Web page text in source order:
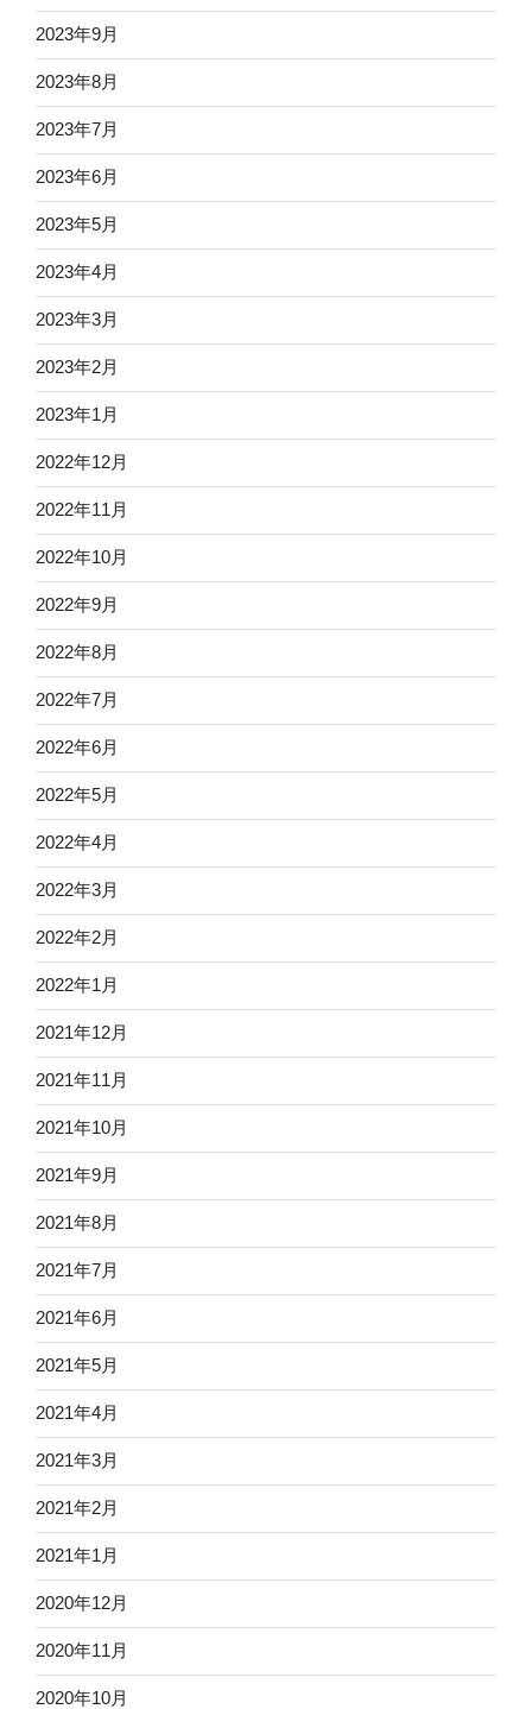
2023年9月
2023年8月
2023年7月
2023年6月
2023年5月
2023年4月
2023年3月
2023年2月
2023年1月
2022年12月
2022年11月
2022年10月
2022年9月
2022年8月
2022年7月
2022年6月
2022年5月
2022年4月
2022年3月
2022年2月
2022年1月
2021年12月
2021年11月
2021年10月
2021年9月
2021年8月
2021年7月
2021年6月
2021年5月
2021年4月
2021年3月
2021年2月
2021年1月
2020年12月
2020年11月
2020年10月